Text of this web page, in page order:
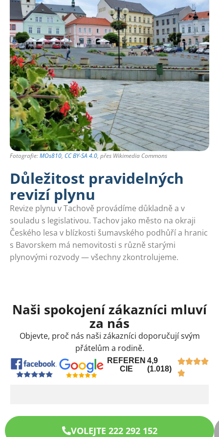
Fotografie:MOs810, CC BY-SA 4.0, přes Wikimedia Commons
Důležitost pravidelných
revizí plynu
Revize plynu v Tachově provádíme důkladně a v
souladu s legislativou. Tachov jako město na okraji
Českého lesa v blízkosti šumavského podhůří a hranic
s Bavorskem má nemovitosti s různě starými
plynovými rozvody — všechny zkontrolujeme.
Naši spokojení zákazníci mluví
za nás
Objevte, proč nás naši zákazníci doporučují svým
přátelům a rodině.
REFEREN
CIE
4,9
(1.018)
VOLEJTE 222 292 152